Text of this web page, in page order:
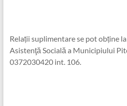
Relații suplimentare se pot obține
Asistenţă Socială a Municipiului
0372030420 int. 106.